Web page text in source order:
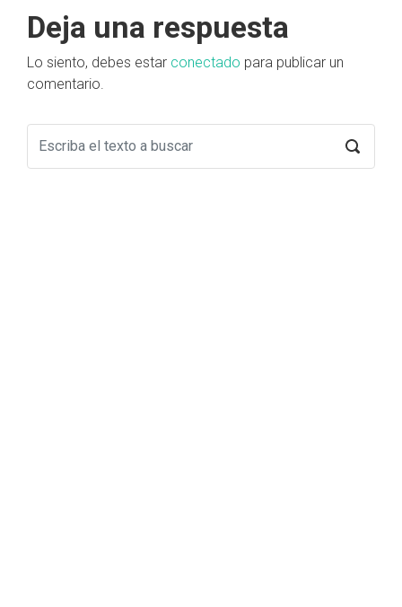
Deja una respuesta
Lo siento, debes estar conectado para publicar un
comentario.